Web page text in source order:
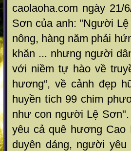
caolaoha.com ngày
Sơn của anh: "Người
nông, hàng năm phải
khăn ... nhưng người
với niềm tự hào về
hương“, về cảnh đẹp
huyền tích 99 chim
như con người Lệ
yêu cả quê hương Cao
duyên dáng, người